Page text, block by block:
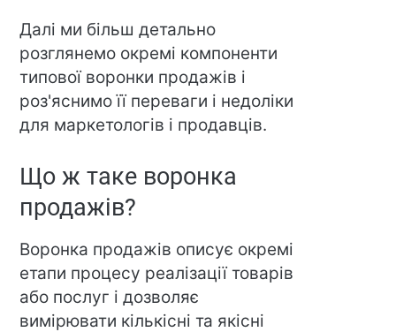
Далі ми більш детально
розглянемо окремі компоненти
типової воронки продажів і
роз'яснимо її переваги і недоліки
для маркетологів і продавців.
Що ж таке воронка
продажів?
Воронка продажів описує окремі
етапи процесу реалізації товарів
або послуг і дозволяє
вимірювати кількісні та якісні